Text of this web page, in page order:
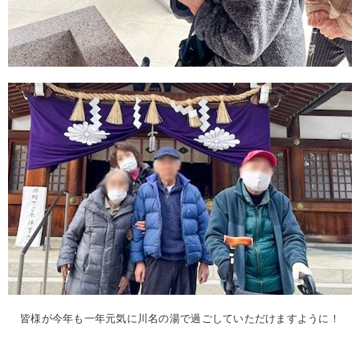
皆様が今年も一年元気に川名の湯で過ごしていただけますように！